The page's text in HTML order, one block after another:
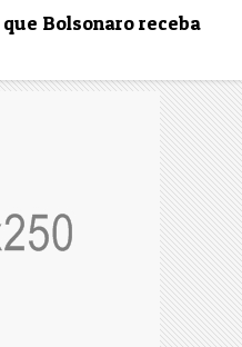
Bolsonaro receba